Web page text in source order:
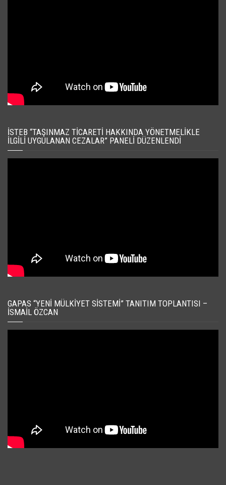
İSTEB “TAŞINMAZ TICARETI HAKKINDA YÖNETMELIKLE
İLGILI UYGULANAN CEZALAR” PANELI DÜZENLENDI
GAPAS “YENI MÜLKIYET SISTEMI” TANITIM TOPLANTISI –
İSMAIL ÖZCAN